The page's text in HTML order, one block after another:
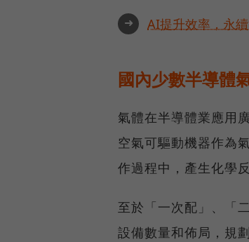
➜ AI提升效率，永
國內少數半導體
氣體在半導體業應用
空氣可驅動機器作為
作過程中，產生化學
至於「一次配」、「
設備數量和佈局，規